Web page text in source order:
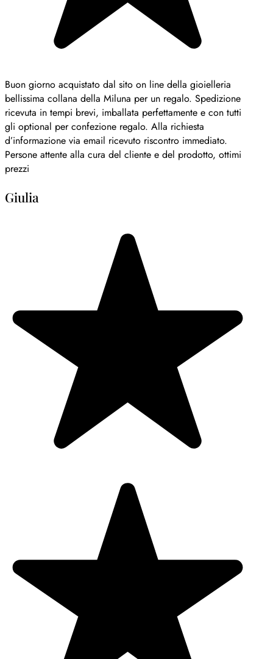
Buon giorno acquistato dal sito on line della gioielleria
bellissima collana della Miluna per un regalo. Spedizione
ricevuta in tempi brevi, imballata perfettamente e con tutti
gli optional per confezione regalo. Alla richiesta
d’informazione via email ricevuto riscontro immediato.
Persone attente alla cura del cliente e del prodotto, ottimi
prezzi
Giulia